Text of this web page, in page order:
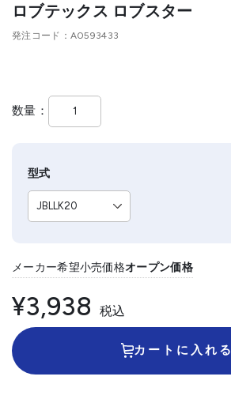
ロブテックス ロブスター
発注コード A0593433
数量
型式
メーカー希望小売価格オープン価格
¥3,938 税込
カートに入れる